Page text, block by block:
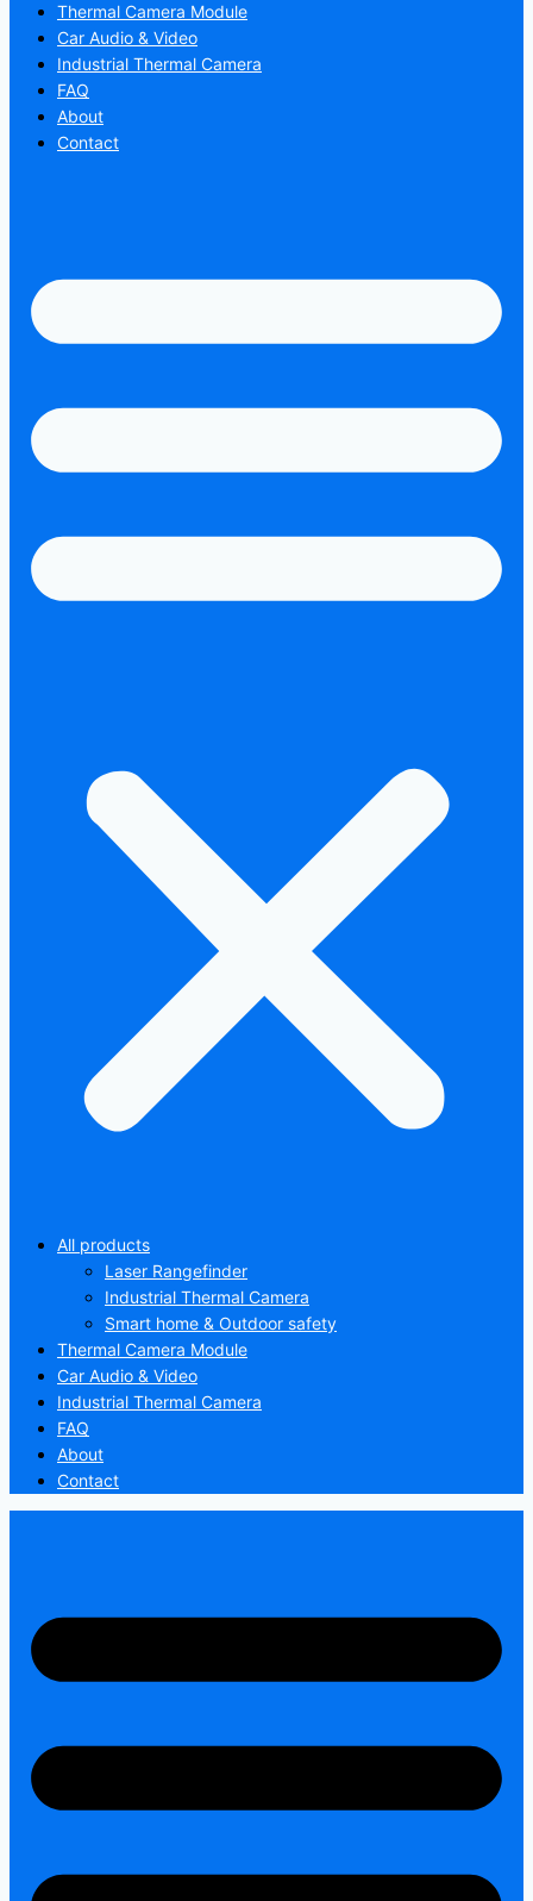
Thermal Camera Module
Car Audio & Video
Industrial Thermal Camera
FAQ
About
Contact
All products
Laser Rangefinder
Industrial Thermal Camera
Smart home & Outdoor safety
Thermal Camera Module
Car Audio & Video
Industrial Thermal Camera
FAQ
About
Contact